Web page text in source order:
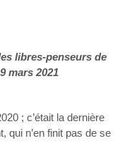
libres-penseurs de
mars 2021
; c’était la dernière
qui n’en finit pas de se